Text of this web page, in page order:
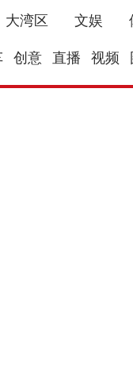
大湾区 文娱
创意 直播 视频